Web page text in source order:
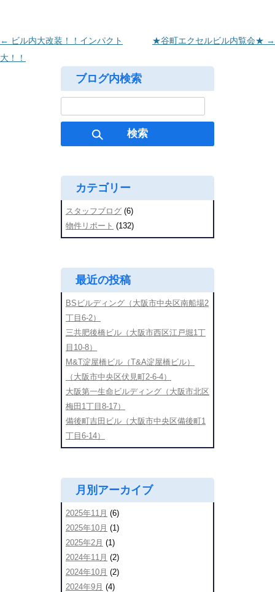
投
稿
← ビル内大改装！！インパクト
大！！
★谷町エクセルビル内覧会★ →
ブログ内検索
検
索:
カテゴリー
スタッフブログ (6)
物件リポート (132)
最近の投稿
BSビルディング（大阪市中央区南船場2
丁目6-2）
三共肥後橋ビル（大阪市西区江戸堀1丁
目10-8）
M&T淀屋橋ビル（T&A淀屋橋ビル）
（大阪市中央区伏見町2-6-4）
大阪第一生命ビルディング（大阪市北区
梅田1丁目8-17）
備後町吉田ビル（大阪市中央区備後町1
丁目6-14）
月別アーカイブ
2025年11月 (6)
2025年10月 (1)
2025年2月 (1)
2024年11月 (2)
2024年10月 (2)
2024年9月 (4)